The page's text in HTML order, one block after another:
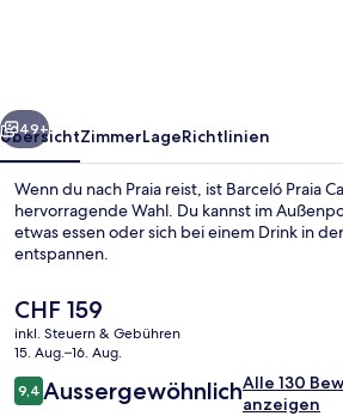
Weiter
49+
ÜbersichtZimmerLageRichtlinien
Wenn du nach Praia reist, ist Barceló Praia
hervorragende Wahl. Du kannst im
etwas essen oder sich bei einem Drink in
entspannen.
Der
aktuelle
Preis
CHF 159.
CHF 159
inkl. Steuern & Gebühren
15. Aug.–16. Aug.
Bewertungen
9,49,4 von 10.
AussergewöhnlichAlle 130
anzeigen